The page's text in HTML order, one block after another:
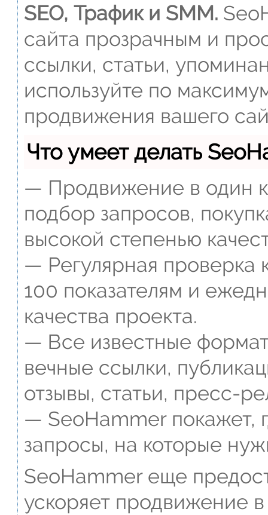
SEO, Трафик и SMM.
сайта прозрачным и
ссылки, статьи,
используйте по
продвижения вашего
Что умеет делать
— Продвижение в один
подбор запросов,
высокой степенью
— Регулярная проверка
100 показателям и
качества проекта.
— Все известные
вечные ссылки,
отзывы, статьи, пресс-
— SeoHammer покажет,
запросы, на которые
SeoHammer еще
ускоряет продвижение